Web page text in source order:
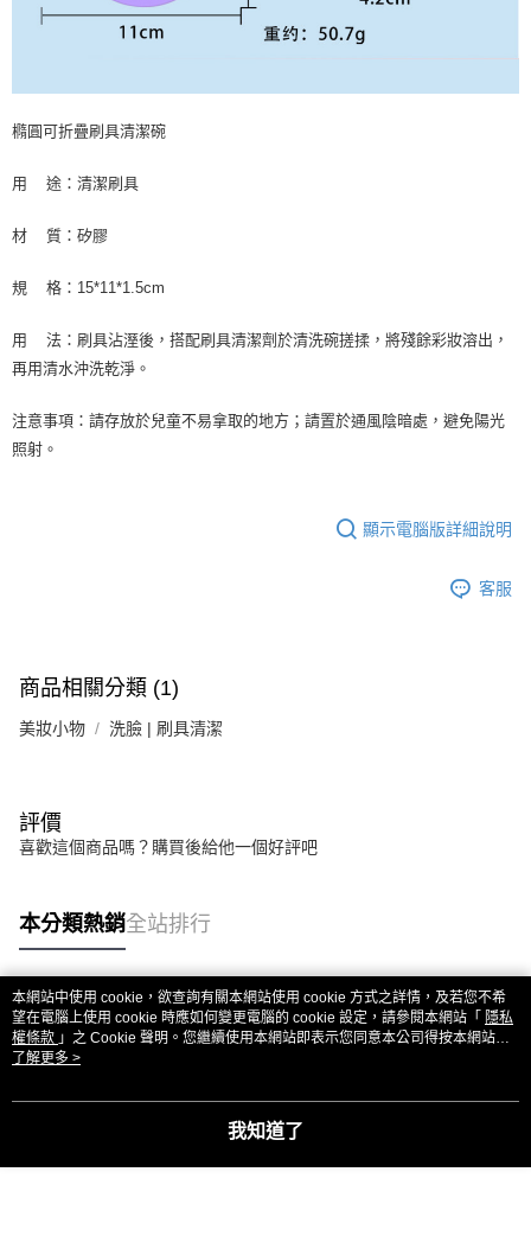
橢圓可折疊刷具清潔碗
用 途：清潔刷具
材 質：矽膠
規 格：15*11*1.5cm
用 法：刷具沾溼後，搭配刷具清潔劑於清洗碗搓揉，將殘餘彩妝溶出，
再用清水沖洗乾淨。
注意事項：請存放於兒童不易拿取的地方；請置於通風陰暗處，避免陽光
照射。
顯示電腦版詳細說明
客服
商品相關分類 (1)
美妝小物 洗臉 | 刷具清潔
評價
喜歡這個商品嗎？購買後給他一個好評吧
本分類熱銷全站排行
熱門標籤
本網站中使用 cookie，欲查詢有關本網站使用 cookie 方式之詳情，及若您不希
望在電腦上使用 cookie 時應如何變更電腦的 cookie 設定，請參閱本網站「 隱私
權條款 」之 Cookie 聲明。您繼續使用本網站即表示您同意本公司得按本網站使
用條款之 Cookie 聲明使用 cookie。
了解更多 >
我知道了